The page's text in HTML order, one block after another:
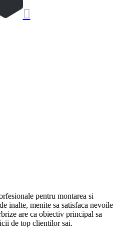

pentru montarea si
inalte, menite sa satisfaca nevoile
are ca obiectiv principal sa
de top clientilor sai.